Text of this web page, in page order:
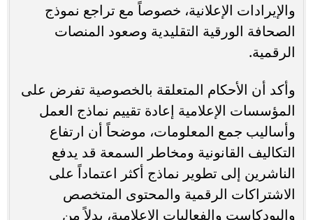
والإيرادات الإعلانية، خصوصاً مع تراجع نموذج
الصحافة الورقية التقليدية وصعود المنصات
الرقمية.
وأكد أن الأحكام المتعلقة بالخصوصية تفرض على
المؤسسات الإعلامية إعادة تقييم نماذج العمل
وأساليب جمع المعلومات، موضحاً أن ارتفاع
التكاليف القانونية ومخاطر السمعة قد يدفع
الناشرين إلى تطوير نماذج أكثر اعتماداً على
الاشتراكات الرقمية والمحتوى المتخصص
والبودكاست والفعاليات الإعلامية، بدلاً من